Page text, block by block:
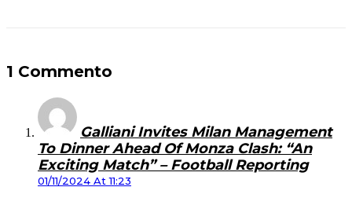
1 Commento
Galliani Invites Milan Management
To Dinner Ahead Of Monza Clash: “An
Exciting Match” – Football Reporting
01/11/2024 At 11:23